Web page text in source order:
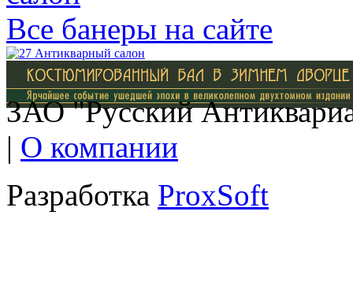
Все банеры на сайте
ЗАО "Русский
| О компании
Разработка ProxSoft